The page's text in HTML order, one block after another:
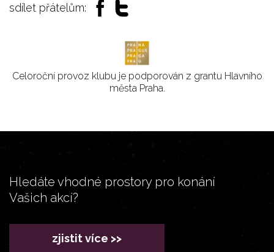
sdílet přátelům:
Celoroční provoz klubu je podporován z grantu Hlavního
města Praha.
Hledáte vhodné prostory pro konání
Vašich akcí?
zjistit více >>